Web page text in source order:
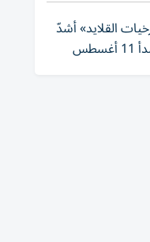
القلايد» أشدّ